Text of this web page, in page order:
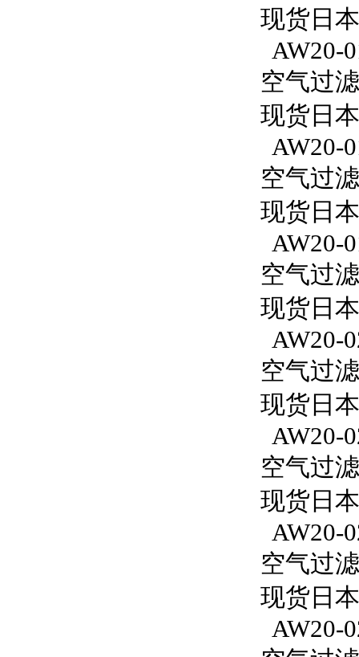
现货日
AW20-
空气过
现货日
AW20-
空气过
现货日
AW20-
空气过
现货日
AW20-
空气过
现货日
AW20-
空气过
现货日
AW20-
空气过
现货日
AW20-